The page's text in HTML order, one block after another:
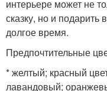
интерьере может не
сказку, но и
долгое время.
Предпочтительные
* желтый; красный
лавандовый;